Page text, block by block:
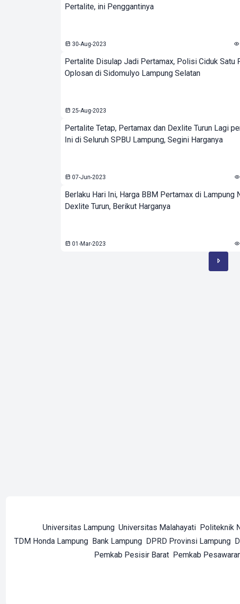
Pertalite, ini Penggantinya
30-Aug-2023
Pertalite Disulap Jadi Pertamax, Polisi Ciduk Satu
Oplosan di Sidomulyo Lampung Selatan
25-Aug-2023
Pertalite Tetap, Pertamax dan Dexlite Turun Lagi
Ini di Seluruh SPBU Lampung, Segini Harganya
07-Jun-2023
Berlaku Hari Ini, Harga BBM Pertamax di Lampung
Dexlite Turun, Berikut Harganya
01-Mar-2023
Universitas Lampung Universitas Malahayati Politeknik
TDM Honda Lampung Bank Lampung DPRD Provinsi Lampung
Pemkab Pesisir Barat Pemkab